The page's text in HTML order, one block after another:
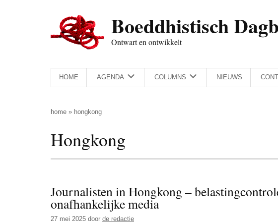
Boeddhistisch
Ontwart en ontwikkelt
HOME AGENDA COLUMNS NIEUWS
home » hongkong
Hongkong
Journalisten in Hongkong –
onafhankelijke media
27 mei 2025 door de redactie